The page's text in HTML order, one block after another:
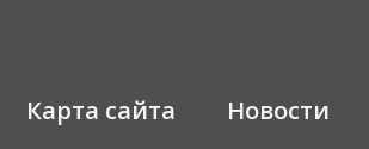
Карта сайта Новости